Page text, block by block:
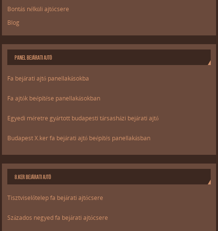
Bontás nélküli ajtócsere
Blog
PANEL BEJÁRATI AJTÓ
Fa bejárati ajtó panellakásokba
Fa ajtók beépítése panellakásokban
Egyedi méretre gyártott budapesti társasházi bejárati ajtó
Budapest X.ker fa bejárati ajtó beépítés panellakásban
8.KER BEJÁRATI AJTÓ
Tisztviselőtelep fa bejárati ajtócsere
Százados negyed fa bejárati ajtócsere